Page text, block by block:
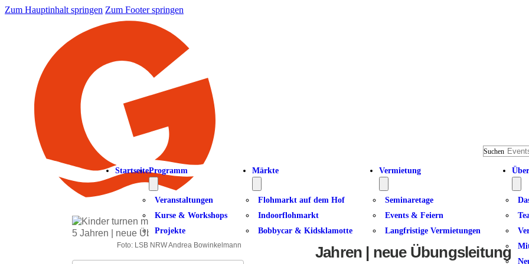
Zum Hauptinhalt springen Zum Footer springen
Suchen
StartseiteProgramm
Veranstaltungen
Kurse & Workshops
Projekte
Märkte
Flohmarkt auf dem Hof
Indoorflohmarkt
Bobbycar & Kidsklamotte
Vermietung
Seminaretage
Events & Feiern
Langfristige Vermietungen
Foto: LSB NRW Andrea Bowinkelmann
Kinder turnen mit ihren Eltern |
Jahren | neue Übungsleitung